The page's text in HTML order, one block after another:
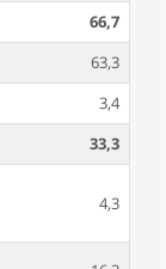
66,7
63,3
3,4
33,3
4,3